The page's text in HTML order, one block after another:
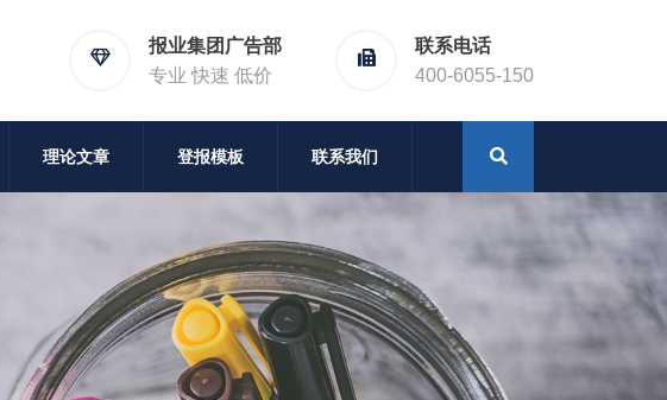
报业集团广告部
专业 快速 低价
联系电话
400-6055-150
理论文章 登报模板 联系我们